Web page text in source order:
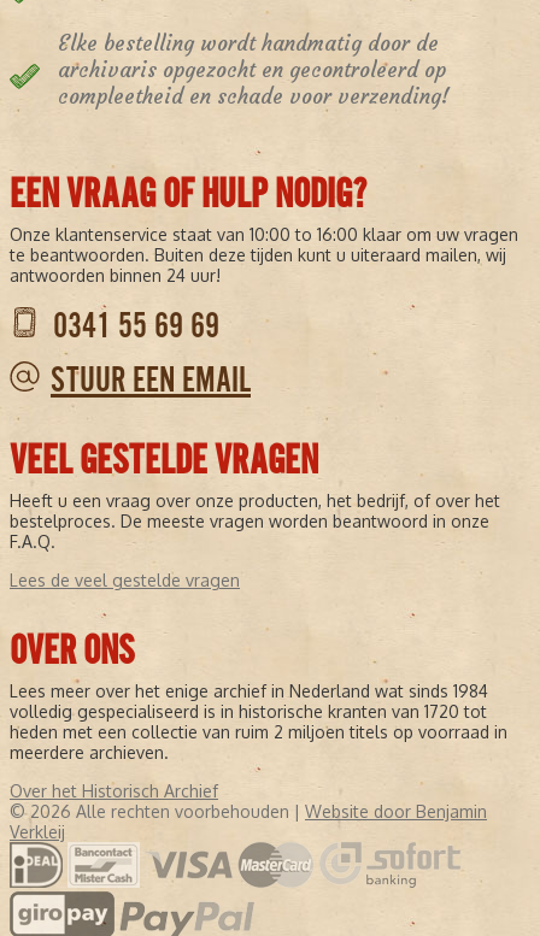
Elke bestelling wordt handmatig door de
archivaris opgezocht en gecontroleerd op
compleetheid en schade voor verzending!
EEN VRAAG OF HULP NODIG?
Onze klantenservice staat van 10:00 to 16:00 klaar om uw vragen
te beantwoorden. Buiten deze tijden kunt u uiteraard mailen, wij
antwoorden binnen 24 uur!
0341 55 69 69
STUUR EEN EMAIL
VEEL GESTELDE VRAGEN
Heeft u een vraag over onze producten, het bedrijf, of over het
bestelproces. De meeste vragen worden beantwoord in onze
F.A.Q.
Lees de veel gestelde vragen
OVER ONS
Lees meer over het enige archief in Nederland wat sinds 1984
volledig gespecialiseerd is in historische kranten van 1720 tot
heden met een collectie van ruim 2 miljoen titels op voorraad in
meerdere archieven.
Over het Historisch Archief
© 2026 Alle rechten voorbehouden | Website door Benjamin
Verkleij